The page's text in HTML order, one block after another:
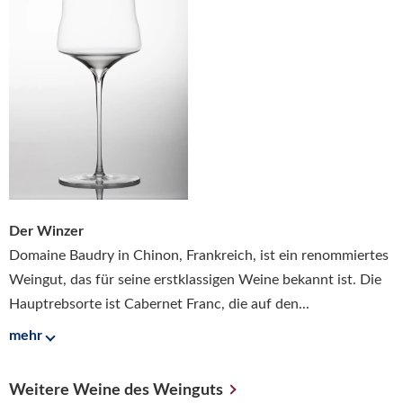
Der Winzer
Domaine Baudry in Chinon, Frankreich, ist ein renommiertes
Weingut, das für seine erstklassigen Weine bekannt ist. Die
Hauptrebsorte ist Cabernet Franc, die auf den...
mehr
Weitere Weine des Weinguts